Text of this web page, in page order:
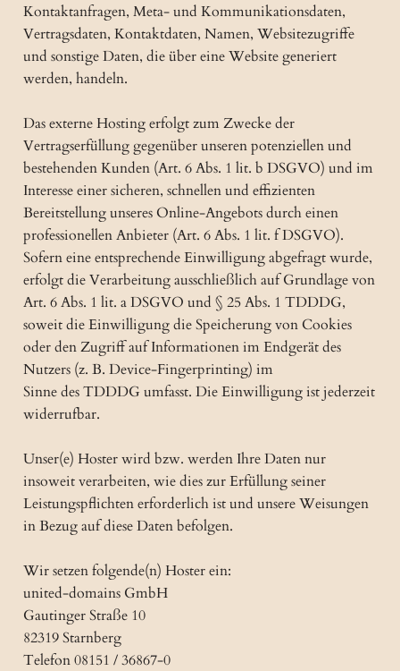
Kontaktanfragen, Meta- und Kommunikationsdaten,
Vertragsdaten, Kontaktdaten, Namen, Websitezugriffe
und sonstige Daten, die über eine Website generiert
werden, handeln.
Das externe Hosting erfolgt zum Zwecke der
Vertragserfüllung gegenüber unseren potenziellen und
bestehenden Kunden (Art. 6 Abs. 1 lit. b DSGVO) und im
Interesse einer sicheren, schnellen und effizienten
Bereitstellung unseres Online-Angebots durch einen
professionellen Anbieter (Art. 6 Abs. 1 lit. f DSGVO).
Sofern eine entsprechende Einwilligung abgefragt wurde,
erfolgt die Verarbeitung ausschließlich auf Grundlage von
Art. 6 Abs. 1 lit. a DSGVO und § 25 Abs. 1 TDDDG,
soweit die Einwilligung die Speicherung von Cookies
oder den Zugriff auf Informationen im Endgerät des
Nutzers (z. B. Device-Fingerprinting) im
Sinne des TDDDG umfasst. Die Einwilligung ist jederzeit
widerrufbar.
Unser(e) Hoster wird bzw. werden Ihre Daten nur
insoweit verarbeiten, wie dies zur Erfüllung seiner
Leistungspflichten erforderlich ist und unsere Weisungen
in Bezug auf diese Daten befolgen.
Wir setzen folgende(n) Hoster ein:
united-domains GmbH
Gautinger Straße 10
82319 Starnberg
Telefon 08151 / 36867-0